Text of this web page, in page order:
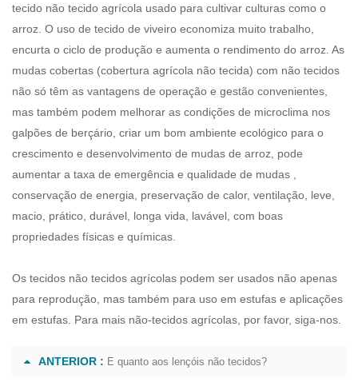
tecido não tecido agrícola usado para cultivar culturas como o
arroz. O uso de tecido de viveiro economiza muito trabalho,
encurta o ciclo de produção e aumenta o rendimento do arroz. As
mudas cobertas (cobertura agrícola não tecida) com não tecidos
não só têm as vantagens de operação e gestão convenientes,
mas também podem melhorar as condições de microclima nos
galpões de berçário, criar um bom ambiente ecológico para o
crescimento e desenvolvimento de mudas de arroz, pode
aumentar a taxa de emergência e qualidade de mudas ,
conservação de energia, preservação de calor, ventilação, leve,
macio, prático, durável, longa vida, lavável, com boas
propriedades físicas e químicas.
Os tecidos não tecidos agrícolas podem ser usados ​​não apenas
para reprodução, mas também para uso em estufas e aplicações
em estufas. Para mais não-tecidos agrícolas, por favor, siga-nos.
ANTERIOR : E quanto aos lençóis não tecidos?